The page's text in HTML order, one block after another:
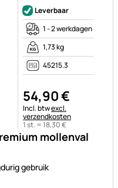
mollenval
gebruik
Leverbaar
1 - 2 werkdagen
1,73 kg
45215.3
54,90€
Belastinginformatie:
Incl. btwexcl.
verzendkosten
1 st. =18,30€